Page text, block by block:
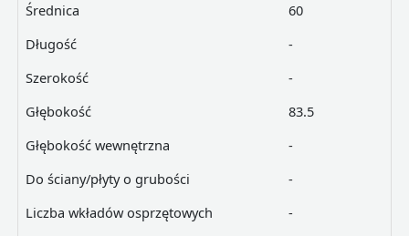
Średnica
60
Długość
-
Szerokość
-
Głębokość
83.5
Głębokość wewnętrzna
-
Do ściany/płyty o grubości
-
Liczba wkładów osprzętowych
-